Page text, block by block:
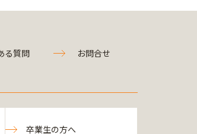
る質問 お問合せ
卒業生の方へ